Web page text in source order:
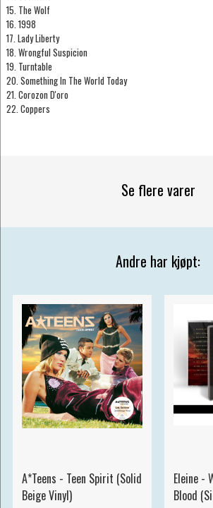
15. The Wolf
16. 1998
17. Lady Liberty
18. Wrongful Suspicion
19. Turntable
20. Something In The World Today
21. Corozon D'oro
22. Coppers
Se flere varer
Andre har kjøpt:
A*Teens - Teen Spirit (Solid
Beige Vinyl)
Eleine -
Blood